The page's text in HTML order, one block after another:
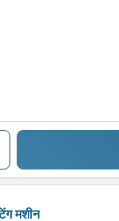
मशीन